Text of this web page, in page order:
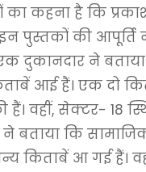
का कहना है कि
पुस्तकों की आपूर्ति
दुकानदार ने
आई हैं। एक दो
हैं। वहीं, सेक्टर- 18
बताया कि
किताबें आ गई हैं।